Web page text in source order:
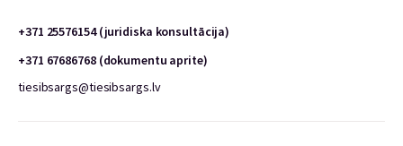
+371 25576154 (juridiska konsultācija)
+371 67686768 (dokumentu aprite)
tiesibsargs@tiesibsargs.lv